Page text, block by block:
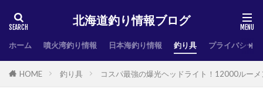
北海道釣り情報ブログ
ホーム 噴火湾釣り情報 日本海釣り情報 釣り具 プライバシー
HOME 釣り具 コスパ最強の爆光ヘッドライト！12000ルー